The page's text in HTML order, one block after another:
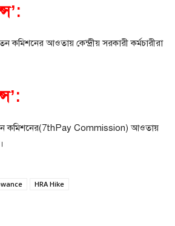
কমিশনের আওতায় কেন্দ্রীয় সরকারী কর্মচারীরা
কমিশনের(7thPay Commission) আওতায়
HRA Hike